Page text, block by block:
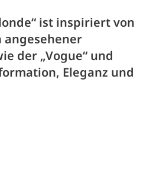
ist inspiriert von
angesehener
der „Vogue“ und
Eleganz und